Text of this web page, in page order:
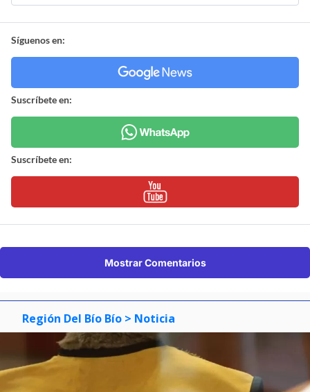
Síguenos en:
Suscríbete en:
Suscríbete en:
Mostrar Comentarios
Región Del Bío Bío > Noticia